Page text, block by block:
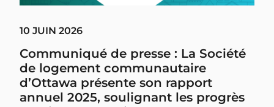
10 JUIN 2026
Communiqué de presse : La Société
de logement communautaire
d’Ottawa présente son rapport
annuel 2025, soulignant les progrès